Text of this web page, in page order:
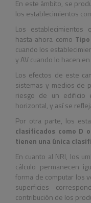
En este ámbito, se
los establecimientos
Los establecimientos
hasta ahora como
cuando los
y AVcuando lo hacen
Los efectos de este
sistemas y medios de
riesgo de un
horizontal, y así se
Por otra parte, los
clasificados como D
tienen una única
En cuanto al NRI, los
cálculo permanecen
forma de computar los
superficies
contribución de los